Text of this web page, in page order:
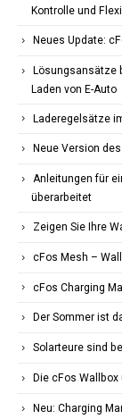
Kontrolle und
Neues Update:
Lösungsansätze
Laden von E-Auto
Laderegelsätze
Neue Version
Anleitungen für
überarbeitet
Zeigen Sie Ihre
cFos Mesh –
cFos Charging
Der Sommer ist
Solarteure sind
Die cFos Wallbox
Neu: Charging